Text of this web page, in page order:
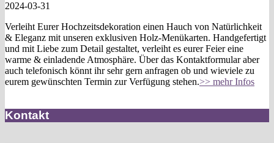
2024-03-31
Verleiht Eurer Hochzeitsdekoration einen Hauch von Natürlichkeit
& Eleganz mit unseren exklusiven Holz-Menükarten. Handgefertigt
und mit Liebe zum Detail gestaltet, verleiht es eurer Feier eine
warme & einladende Atmosphäre. Über das Kontaktformular aber
auch telefonisch könnt ihr sehr gern anfragen ob und wieviele zu
eurem gewünschten Termin zur Verfügung stehen.>> mehr Infos
Kontakt